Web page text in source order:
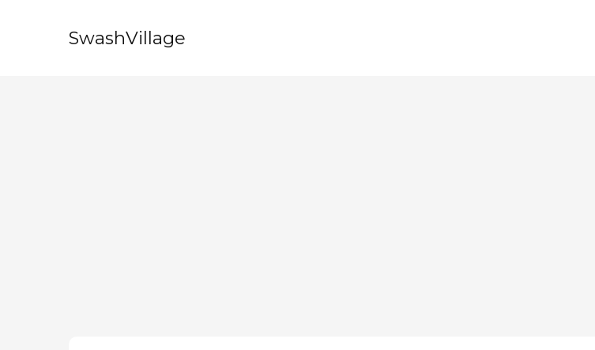
SwashVillage